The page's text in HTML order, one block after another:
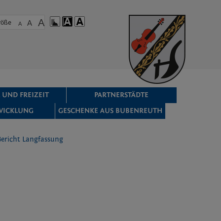
A A A
UND FREIZEIT
PARTNERSTÄDTE
GESCHENKE AUS BUBENREUTH
Langfassung